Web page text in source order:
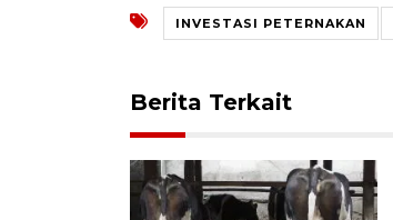
INVESTASI PETERNAKAN
Berita Terkait